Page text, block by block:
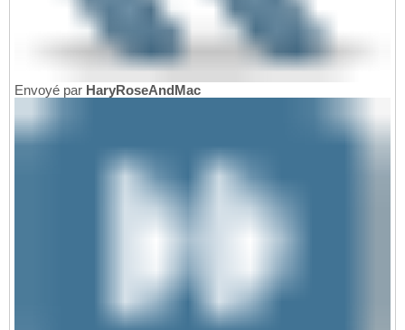
Envoyé par HaryRoseAndMac